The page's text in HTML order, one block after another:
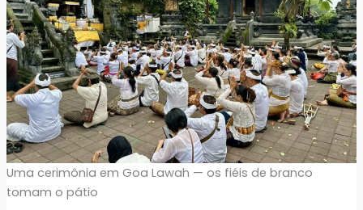
Uma cerimônia em Goa Lawah — os fiéis de branco
tomam o pátio